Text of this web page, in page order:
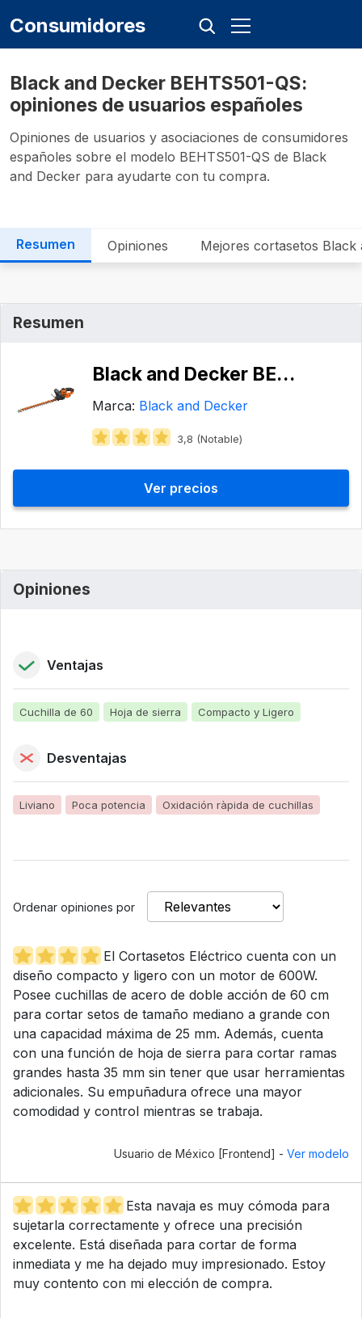
Consumidores
Black and Decker ‎BEHTS501-QS:
opiniones de usuarios españoles
Opiniones de usuarios y asociaciones de consumidores
españoles sobre el modelo ‎BEHTS501-QS de Black
and Decker para ayudarte con tu compra.
Resumen Opiniones Mejores cortasetos Black
Resumen
Black and Decker ‎BEHTS501-QS
Marca: Black and Decker
3,8 (Notable)
Ver precios
Opiniones
Ventajas
Cuchilla de 60 Hoja de sierra Compacto y Ligero
Desventajas
Liviano Poca potencia Oxidación ràpida de cuchillas
Ordenar opiniones por
El Cortasetos Eléctrico cuenta con un
diseño compacto y ligero con un motor de 600W.
Posee cuchillas de acero de doble acción de 60 cm
para cortar setos de tamaño mediano a grande con
una capacidad máxima de 25 mm. Además, cuenta
con una función de hoja de sierra para cortar ramas
grandes hasta 35 mm sin tener que usar herramientas
adicionales. Su empuñadura ofrece una mayor
comodidad y control mientras se trabaja.
Usuario de México [Frontend] - Ver modelo
Esta navaja es muy cómoda para
sujetarla correctamente y ofrece una precisión
excelente. Está diseñada para cortar de forma
inmediata y me ha dejado muy impresionado. Estoy
muy contento con mi elección de compra.